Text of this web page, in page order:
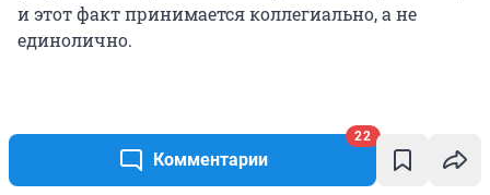
Комментарии
22
и этот факт принимается коллегиально, а не
единолично.
Пациент существует как гражданин, как личность
только до момента констатации смерти головного
мозга, в соответствии с законом РФ. Каждый